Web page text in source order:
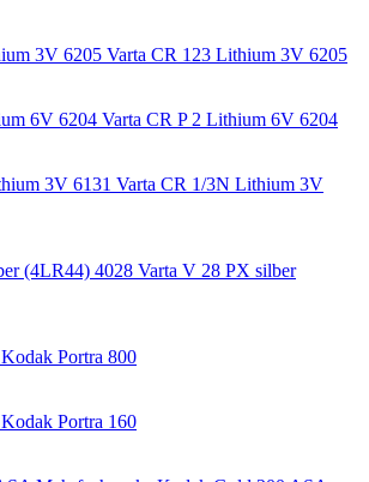
Varta CR 123 Lithium 3V 6205
Varta CR P 2 Lithium 6V 6204
Varta CR 1/3N Lithium 3V
Varta V 28 PX silber
Kodak Portra 800
Kodak Portra 160